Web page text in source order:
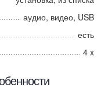
аудио, видео, USB
есть
4 x